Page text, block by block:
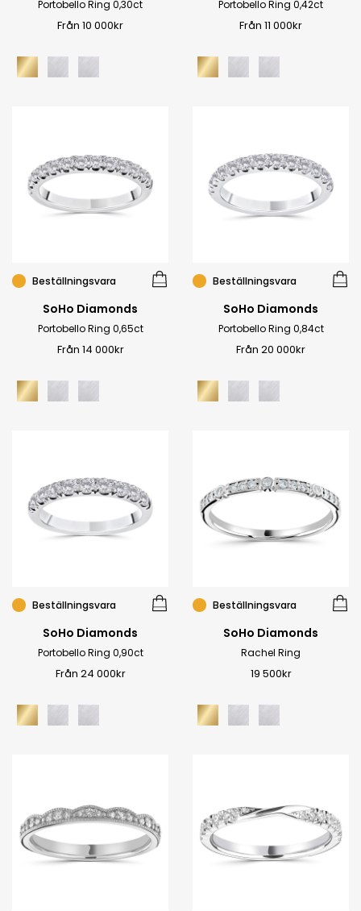
Portobello Ring 0,30ct
Från 10 000kr
Portobello Ring 0,42ct
Från 11 000kr
Beställningsvara
SoHo Diamonds
Portobello Ring 0,65ct
Från 14 000kr
Beställningsvara
SoHo Diamonds
Portobello Ring 0,84ct
Från 20 000kr
Beställningsvara
SoHo Diamonds
Portobello Ring 0,90ct
Från 24 000kr
Beställningsvara
SoHo Diamonds
Rachel Ring
19 500kr